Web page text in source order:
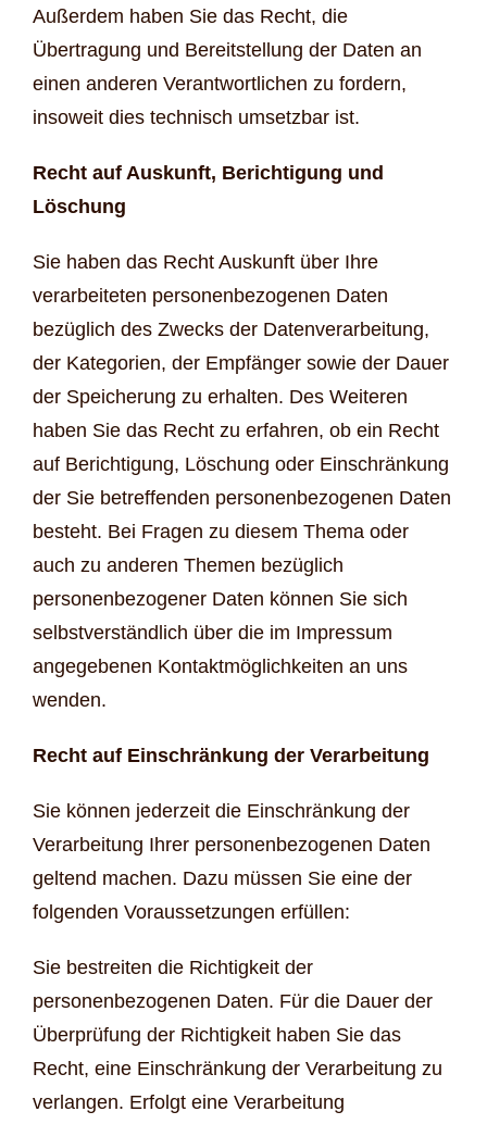
Außerdem haben Sie das Recht, die
Übertragung und Bereitstellung der Daten an
einen anderen Verantwortlichen zu fordern,
insoweit dies technisch umsetzbar ist.
Recht auf Auskunft, Berichtigung und
Löschung
Sie haben das Recht Auskunft über Ihre
verarbeiteten personenbezogenen Daten
bezüglich des Zwecks der Datenverarbeitung,
der Kategorien, der Empfänger sowie der Dauer
der Speicherung zu erhalten. Des Weiteren
haben Sie das Recht zu erfahren, ob ein Recht
auf Berichtigung, Löschung oder Einschränkung
der Sie betreffenden personenbezogenen Daten
besteht. Bei Fragen zu diesem Thema oder
auch zu anderen Themen bezüglich
personenbezogener Daten können Sie sich
selbstverständlich über die im Impressum
angegebenen Kontaktmöglichkeiten an uns
wenden.
Recht auf Einschränkung der Verarbeitung
Sie können jederzeit die Einschränkung der
Verarbeitung Ihrer personenbezogenen Daten
geltend machen. Dazu müssen Sie eine der
folgenden Voraussetzungen erfüllen:
Sie bestreiten die Richtigkeit der
personenbezogenen Daten. Für die Dauer der
Überprüfung der Richtigkeit haben Sie das
Recht, eine Einschränkung der Verarbeitung zu
verlangen. Erfolgt eine Verarbeitung